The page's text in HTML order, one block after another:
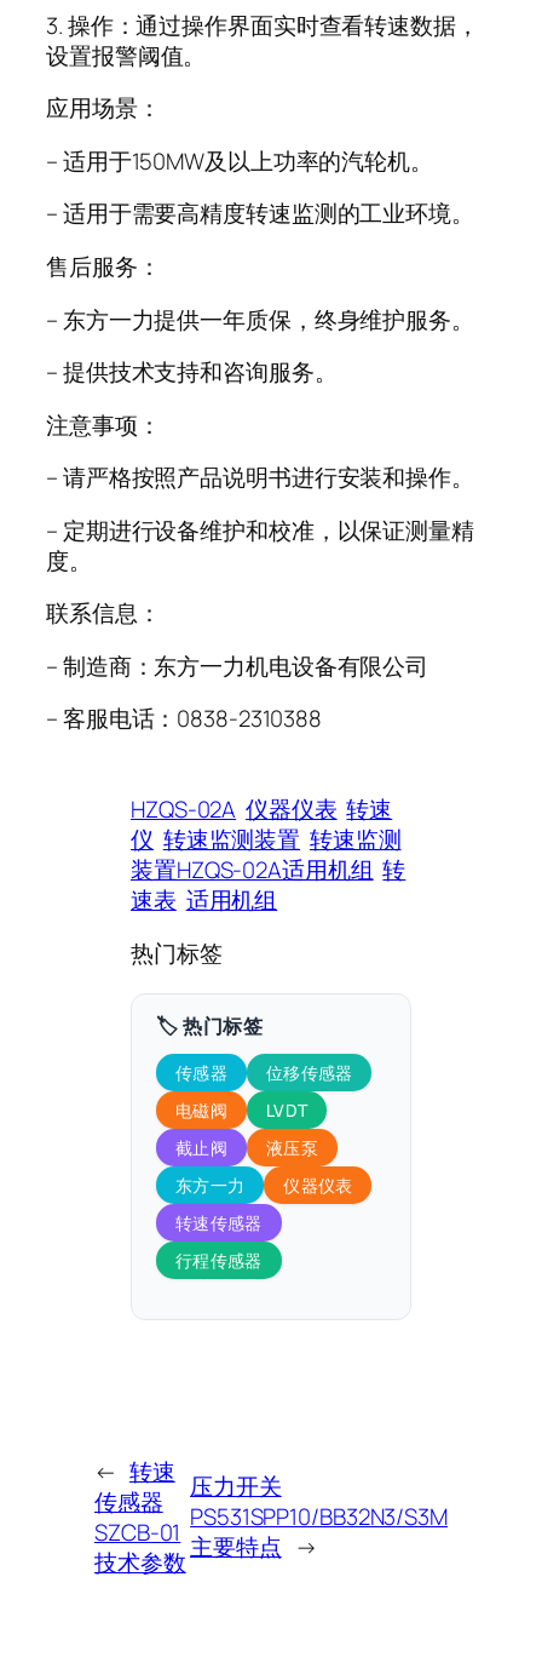
3. 操作：通过操作界面实时查看转速数据，
设置报警阈值。
应用场景：
– 适用于150MW及以上功率的汽轮机。
– 适用于需要高精度转速监测的工业环境。
售后服务：
– 东方一力提供一年质保，终身维护服务。
– 提供技术支持和咨询服务。
注意事项：
– 请严格按照产品说明书进行安装和操作。
– 定期进行设备维护和校准，以保证测量精
度。
联系信息：
– 制造商：东方一力机电设备有限公司
– 客服电话：0838-2310388
HZQS-02A 仪器仪表 转速
仪 转速监测装置 转速监测
装置HZQS-02A适用机组 转
速表 适用机组
热门标签
🏷️ 热门标签
传感器
位移传感器
电磁阀
LVDT
截止阀
液压泵
东方一力
仪器仪表
转速传感器
行程传感器
← 转速
传感器
SZCB-01
技术参数
压力开关
PS531SPP10/BB32N3/S3M
主要特点 →